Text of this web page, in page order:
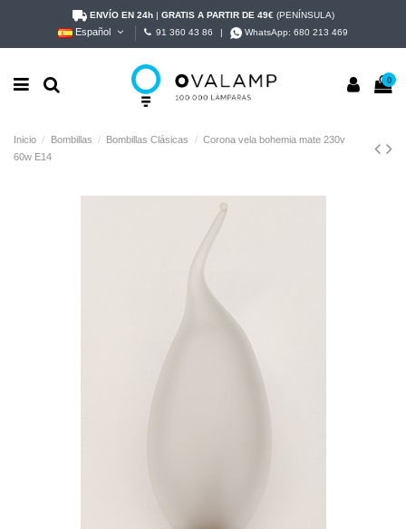
ENVÍO EN 24h| GRATIS A PARTIR DE 49€ (PENÍNSULA)
Español 91 360 43 86 WhatsApp:680 213 469
0
Inicio Bombillas Bombillas Clásicas
Corona vela bohemia mate 230v
60w E14